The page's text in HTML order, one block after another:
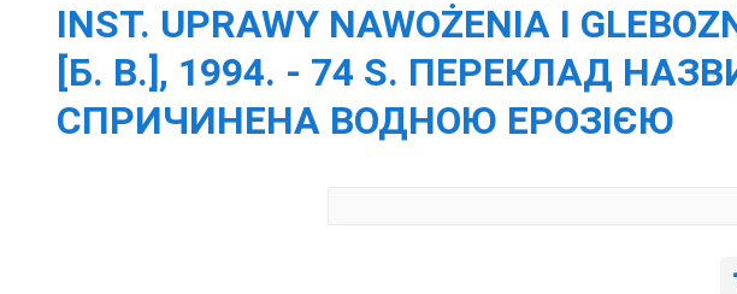
INST. UPRAWY NAWOŻENIA I
[Б. В.], 1994. - 74 S. ПЕРЕКЛАД
СПРИЧИНЕНА ВОДНОЮ ЕРОЗІЄЮ